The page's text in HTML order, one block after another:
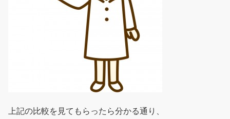
上記の比較を見てもらったら分かる通り、